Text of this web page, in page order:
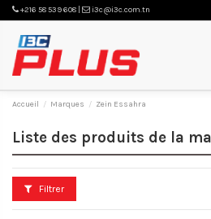
+216 58 539 608 | i3c@i3c.com.tn
Accueil Marques Zein Essahra
Liste des produits de la
Filtrer